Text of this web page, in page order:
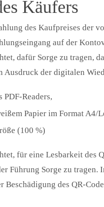
Käufers
des Kaufpreises der
auf der
dafür Sorge zu tragen,
Ausdruck der digitalen
Readers,
Papier im Format A4/
(100 %)
für eine Lesbarkeit des
Führung Sorge zu
Beschädigung des QR-